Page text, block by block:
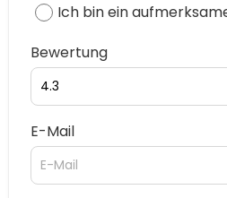
Ich bin ein
Bewertung
E-Mail